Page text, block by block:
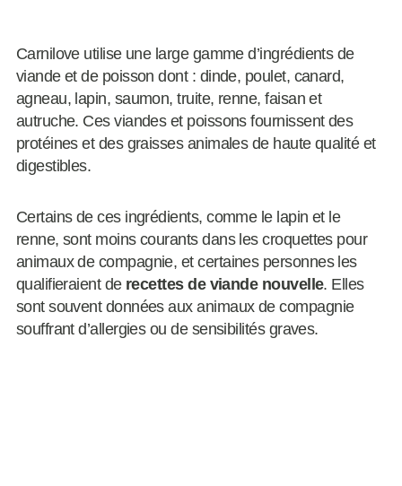
Carnilove utilise une large gamme d’ingrédients de
viande et de poisson dont : dinde, poulet, canard,
agneau, lapin, saumon, truite, renne, faisan et
autruche. Ces viandes et poissons fournissent des
protéines et des graisses animales de haute qualité et
digestibles.
Certains de ces ingrédients, comme le lapin et le
renne, sont moins courants dans les croquettes pour
animaux de compagnie, et certaines personnes les
qualifieraient de recettes de viande nouvelle. Elles
sont souvent données aux animaux de compagnie
souffrant d’allergies ou de sensibilités graves.